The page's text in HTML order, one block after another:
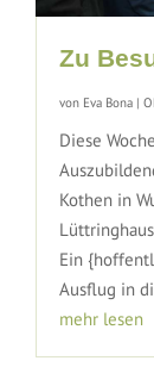
Zu
von Eva Bona|
Diese
Kothen in
Ein
Ausflug in
mehr lesen